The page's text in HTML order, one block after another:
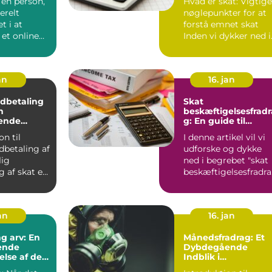
og
indholdet
i at
online
Udvikling gennem
Tid
nøglepunkter for at
forstå emnet skat
Inden vi dykker ned i
til
af
af skat er
16. jan
Skat
g: En guide til
udvikling gennem
tiden
I denne artikel vil vi
udforske og dykke
ned i begrebet "skat
arv: En
af det
16. jan
Månedsfradrag: Et
Dybdegående
Indblik i